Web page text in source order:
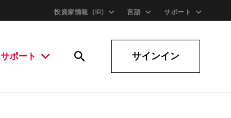
投資家情報（IR) 言語 サポート
ポート サインイン